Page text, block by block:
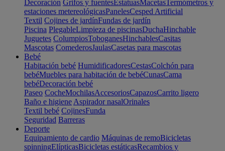
Decoración Grifos y fuentesEstatuasMacetasTermómetros y
estaciones metereológicasPanelesCesped Artificial
Textil Cojines de jardínFundas de jardín
Piscina PlegableLimpieza de piscinasDuchaHinchable
Juguetes ColumpiosToboganesHinchablesCasitas
Mascotas ComederosJaulasCasetas para mascotas
Bebé
Habitación bebé HumidificadoresCestasColchón para
bebéMuebles para habitación de bebéCunasCama
bebéDecoración bebé
Paseo CocheMochilasAccesoriosCapazosCarrito ligero
Baño e higiene Aspirador nasalOrinales
Textil bebé CojinesFunda
Seguridad Barreras
Deporte
Equipamiento de cardio Máquinas de remoBicicletas
spinningElípticasBicicletas estáticasRecambios y